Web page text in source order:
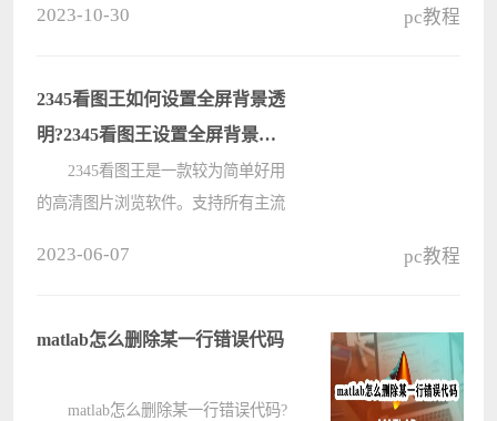
的介绍一下吧。 Todesk远程控制
设????
2023-10-30 pc教程
2345看图王如何设置全屏背景透
明?2345看图王设置全屏背景透
明方法
2345看图王是一款较为简单好用
的高清图片浏览软件。支持所有主流
就给大家详细介绍一下2345看图王设
2023-06-07 pc教程
matlab怎么删除某一行错误代码
matlab怎么删除某一行错误代码?